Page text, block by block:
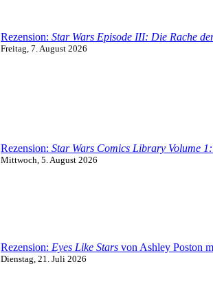
Rezension: Star Wars Episode III: Die Rache
Freitag, 7. August 2026
Rezension: Star Wars Comics Library Volume
Mittwoch, 5. August 2026
Rezension: Eyes Like Stars von Ashley Poston
Dienstag, 21. Juli 2026